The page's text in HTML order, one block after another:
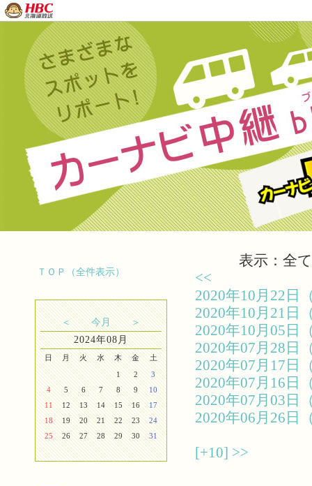
ＴＯＰ（全件表示）
＜ 今月
＞
2024年08月
日 月 火 水 木 金
土
1
2
3
4
5 6 7 8 9
10
11
12 13 14 15 16
17
18
19 20 21 22 23
24
25
26 27 28 29 30 31
表示：全て
<<
2020年10月22
2020年10月21
2020年10月05
2020年07月28
2020年07月17
2020年07月16
2020年07月03
2020年06月26
[+10] >>